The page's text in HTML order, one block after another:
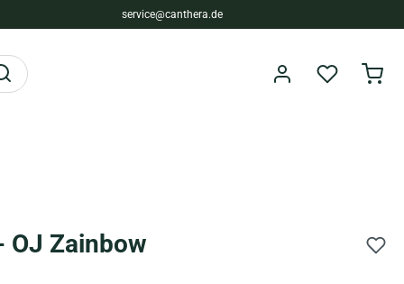
service@canthera.de
OJ Zainbow